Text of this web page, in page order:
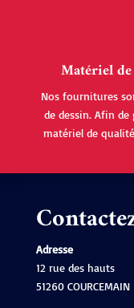
Matériel
Nos fournitures
de dessin. Afin
matériel de
Adresse
12 rue des hauts
51260 COURCEMAIN